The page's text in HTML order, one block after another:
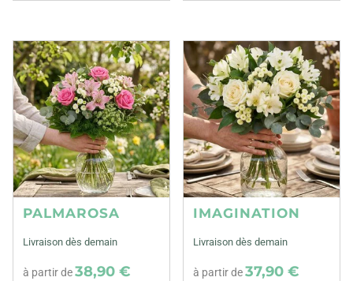
PALMAROSA
Livraison dès demain
à partir de38,90 €
IMAGINATION
Livraison dès demain
à partir de37,90 €